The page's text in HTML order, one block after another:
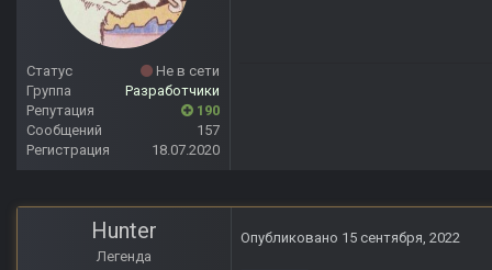
Статус
Не в сети
Группа
Разработчики
Репутация
190
Сообщений
157
Регистрация
18.07.2020
Hunter
Легенда
Опубликовано 15 сентября, 2022